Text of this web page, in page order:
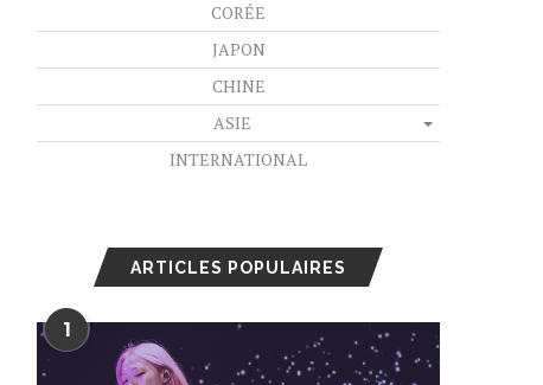
CORÉE
JAPON
CHINE
ASIE
INTERNATIONAL
ARTICLES POPULAIRES
1